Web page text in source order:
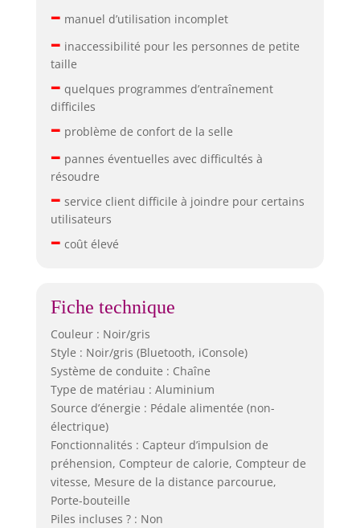
– manuel d’utilisation incomplet
– inaccessibilité pour les personnes de petite
taille
– quelques programmes d’entraînement
difficiles
– problème de confort de la selle
– pannes éventuelles avec difficultés à
résoudre
– service client difficile à joindre pour certains
utilisateurs
– coût élevé
Fiche technique
Couleur : Noir/gris
Style : Noir/gris (Bluetooth, iConsole)
Système de conduite : Chaîne
Type de matériau : Aluminium
Source d’énergie : Pédale alimentée (non-
électrique)
Fonctionnalités : Capteur d’impulsion de
préhension, Compteur de calorie, Compteur de
vitesse, Mesure de la distance parcourue,
Porte-bouteille
Piles incluses ? : Non